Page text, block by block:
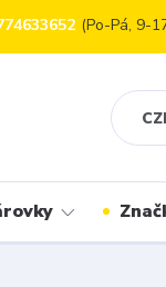
(Po-Pá, 9-